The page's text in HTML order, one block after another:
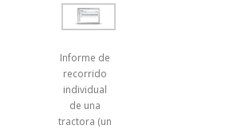
Informe de
recorrido
individual
de una
tractora (un